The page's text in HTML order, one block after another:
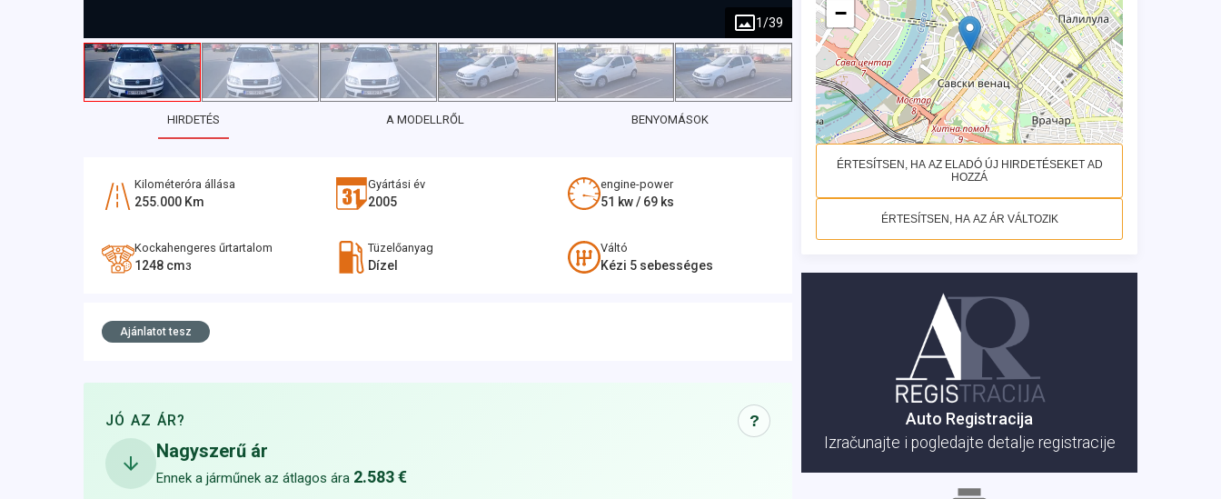
1/39
HIRDETÉS A MODELLRŐL BENYOMÁSOK
Kilométeróra állása
255.000 Km
Gyártási év
2005
engine-power
51 kw / 69 ks
Kockahengeres űrtartalom
1248 cm3
Tüzelőanyag
Dízel
Váltó
Kézi 5 sebességes
Ajánlatot tesz
JÓ AZ ÁR? ?
Nagyszerű ár
Ennek a járműnek az átlagos ára 2.583 €
−
ÉRTESÍTSEN, HA AZ ELADÓ ÚJ HIRDETÉSEKET AD
HOZZÁ
ÉRTESÍTSEN, HA AZ ÁR VÁLTOZIK
Auto Registracija
Izračunajte i pogledajte detalje registracije